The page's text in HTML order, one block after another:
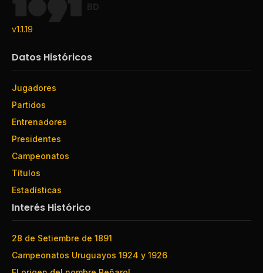
BD
v1.1.19
Datos Históricos
Jugadores
Partidos
Entrenadores
Presidentes
Campeonatos
Títulos
Estadísticas
Interés Histórico
28 de Setiembre de 1891
Campeonatos Uruguayos 1924 y 1926